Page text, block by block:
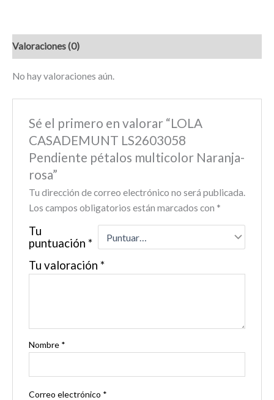
Valoraciones (0)
No hay valoraciones aún.
Sé el primero en valorar “LOLA
CASADEMUNT LS2603058
Pendiente pétalos multicolor Naranja-
rosa”
Tu dirección de correo electrónico no será publicada.
Los campos obligatorios están marcados con *
Tu
puntuación *
Tu valoración *
Nombre *
Correo electrónico *